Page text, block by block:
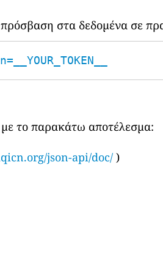
στα δεδομένα σε
το παρακάτω αποτέλεσμα:
json-api/doc/ )